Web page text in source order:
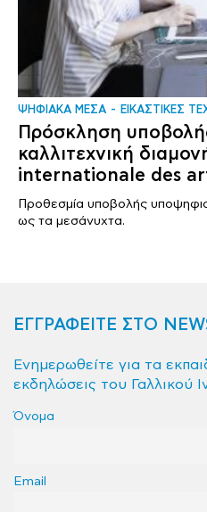
ΨΗΦΙΑΚΑ ΜΕΣΑ ΕΙΚΑΣΤΙΚΕΣ
Πρόσκληση
καλλιτεχνική
internationale des
Προθεσμία υποβολής
ως τα μεσάνυχτα.
ΕΓΓΡΑΦΕΙΤΕ ΣΤΟ
Ενημερωθείτε για τα
εκδηλώσεις του Γαλλικού
Όνομα
Email